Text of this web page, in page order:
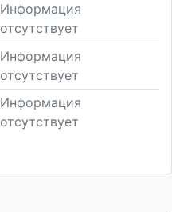
Информация
отсутствует
Информация
отсутствует
Информация
отсутствует